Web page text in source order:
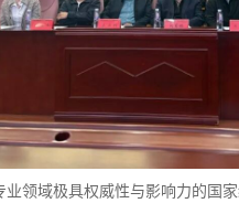
领域极具权威性与影响力的国